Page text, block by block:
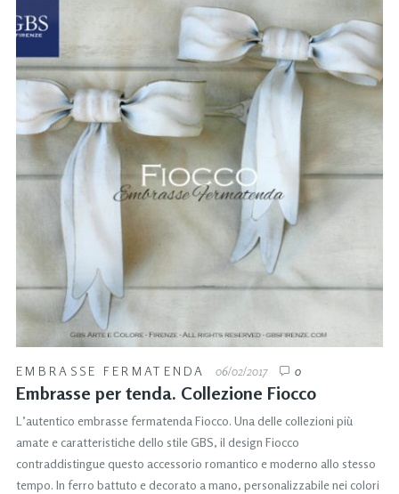
EMBRASSE FERMATENDA 06/02/2017 0
Embrasse per tenda. Collezione Fiocco
L’autentico embrasse fermatenda Fiocco. Una delle collezioni più
amate e caratteristiche dello stile GBS, il design Fiocco
contraddistingue questo accessorio romantico e moderno allo stesso
tempo. In ferro battuto e decorato a mano, personalizzabile nei colori